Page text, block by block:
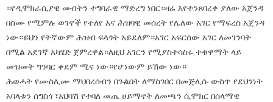
።የዲሞክራሲያዊ መብትን ተግባራዊ ማድረግ ነበር።ዛሬ እየተንጸባረቀ ያለው አጀንዳ
በስሙ የሚምሉ ወገኖች የተለየ እና ሕዝባዊ መሰረት የሌለው አገር የማፍረስ አጀንዳ
ነው።ይህን የትኛውም ሕዝብ ፍላጎት አይደለም።አገር አፍርሰው አገር ለመገንባት
በሚል አደገኛ አካሄድ ጀምረዋል።ለዚህ አገርን የሚያስተሳስሩ ተቁዋማት ላይ
መዝመት ግንባር ቀደም ሚና ነው።የሆነውም ይኸው ነው።
ሕወሓት የሙስሊሙ ማህበረሰብን በጉልበት ለማስገበር በመጅሊሱ ውስጥ የደህንነት
አባላቱን ሰግስጎ ፣አህባሽ የተባለ መጤ ሀይማኖት ለመጫን ሲሞክር በሰላማዊ